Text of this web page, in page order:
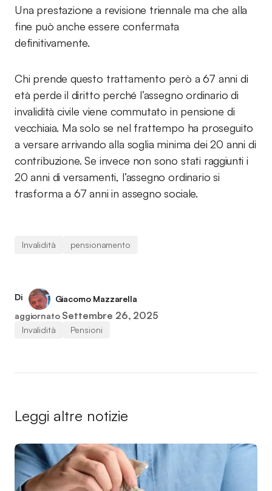
Una prestazione a revisione triennale ma che alla
fine può anche essere confermata
definitivamente.
Chi prende questo trattamento però a 67 anni di
età perde il diritto perché l’assegno ordinario di
invalidità civile viene commutato in pensione di
vecchiaia. Ma solo se nel frattempo ha proseguito
a versare arrivando alla soglia minima dei 20 anni di
contribuzione. Se invece non sono stati raggiunti i
20 anni di versamenti, l’assegno ordinario si
trasforma a 67 anni in assegno sociale.
Invalidità pensionamento
Di
Giacomo Mazzarella
aggiornato Settembre 26, 2025
Invalidità Pensioni
Leggi altre notizie